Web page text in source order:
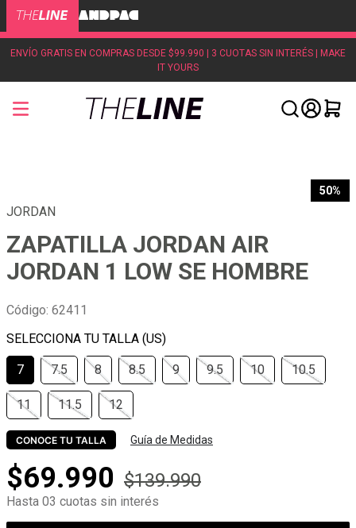
ENVÍO GRATIS EN COMPRAS DESDE $99.990 | 3 CUOTAS SIN INTERÉS | MAKE
IT YOURS
50%
JORDAN
ZAPATILLA JORDAN AIR
JORDAN 1 LOW SE HOMBRE
Código: 62411
7 7.5 8 8.5 9 9.5 10 10.5
11 11.5 12
CONOCE TU TALLA Guía de Medidas
$69.990 $139.990
Hasta 03 cuotas sin interés